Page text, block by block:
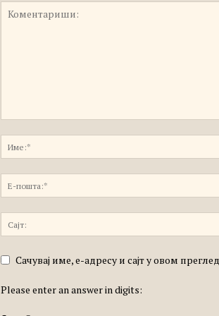
Сачувај име, е-адресу и сајт у овом
Please enter an answer in digits: